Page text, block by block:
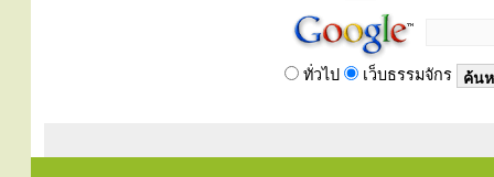
ทั่วไป เว็บธรรมจักร